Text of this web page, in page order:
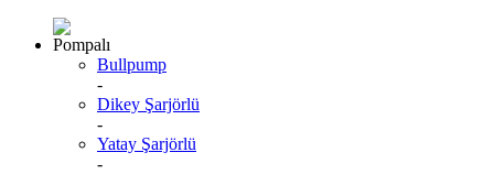
Pompalı
Bullpump
-
Dikey Şarjörlü
-
Yatay Şarjörlü
-